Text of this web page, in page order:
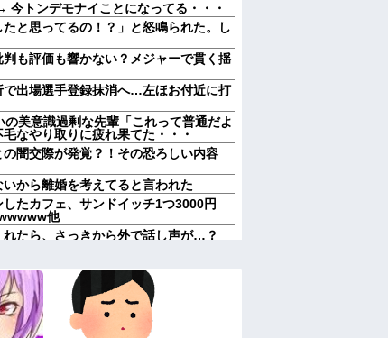
今トンデモナイことになってる・・・
と思ってるの！？」と怒鳴られた。し
も評価も響かない？メジャーで貫く揺
出場選手登録抹消へ…左ほお付近に打
美意識過剰な先輩「これって普通だよ
なやり取りに疲れ果てた・・・
の闇交際が発覚？！その恐ろしい内容
から離婚を考えてると言われた
たカフェ、サンドイッチ1つ3000円
他
たら、さっきから外で話し声が…？
！！
件」夫は正しかったのに、なぜ喧嘩は
クチャラー義母の汚い食べ方に限界